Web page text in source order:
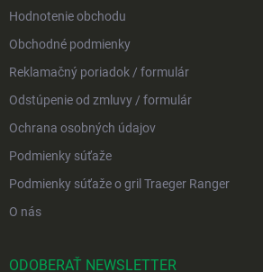
Hodnotenie obchodu
Obchodné podmienky
Reklamačný poriadok / formulár
Odstúpenie od zmluvy / formulár
Ochrana osobných údajov
Podmienky súťaže
Podmienky súťaže o gril Traeger Ranger
O nás
ODOBERAŤ NEWSLETTER